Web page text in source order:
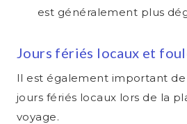
est généralement plus
Jours fériés locaux et
Il est également important
jours fériés locaux lors de la
voyage.